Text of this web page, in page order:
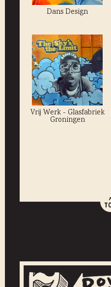
Dans Design
Vrij Werk - Glasfabriek
Groningen